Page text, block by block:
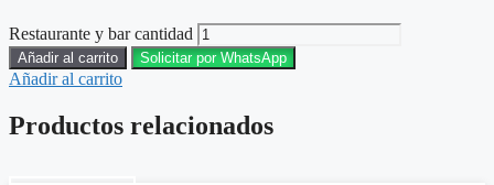
Restaurante y bar cantidad
Añadir al carrito Solicitar por WhatsApp
Añadir al carrito
Productos relacionados